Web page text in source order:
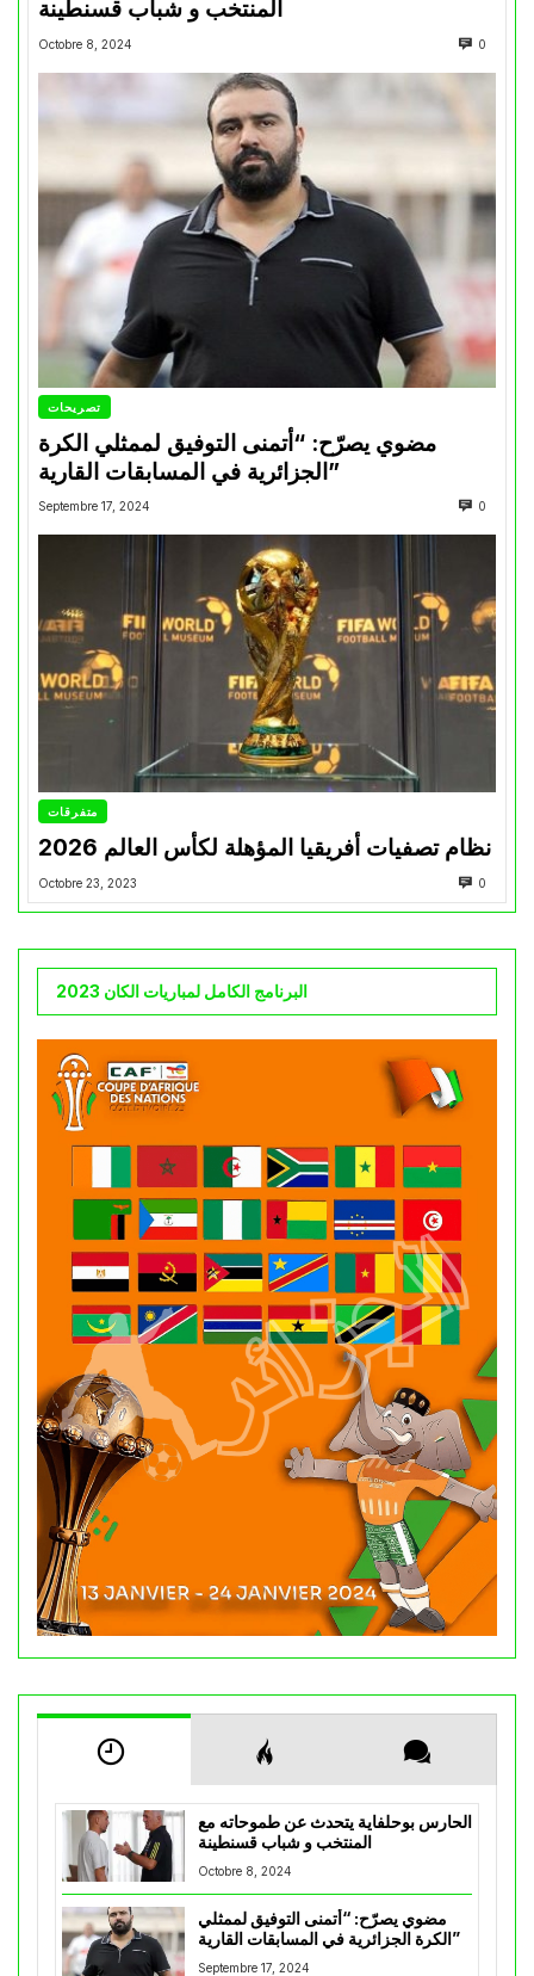
المنتخب و شباب قسنطينة
Octobre 8, 2024 0
تصريحات
مضوي يصرّح: “أتمنى التوفيق لممثلي الكرة
الجزائرية في المسابقات القارية”
Septembre 17, 2024 0
متفرقات
نظام تصفيات أفريقيا المؤهلة لكأس العالم 2026
Octobre 23, 2023 0
البرنامج الكامل لمباريات الكان 2023
الحارس بوحلفاية يتحدث عن طموحاته مع
المنتخب و شباب قسنطينة
Octobre 8, 2024
مضوي يصرّح: “أتمنى التوفيق لممثلي
الكرة الجزائرية في المسابقات القارية”
Septembre 17, 2024